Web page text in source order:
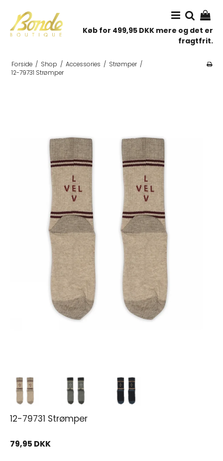
Køb for 499,95 DKK mere og det er
fragtfrit.
Forside / Shop / Accessories / Strømper /
12-79731 Strømper
12-79731 Strømper
79,95 DKK